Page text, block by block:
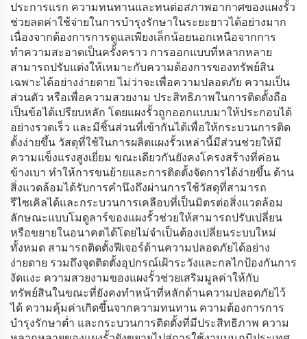
ประการแรก ความทนทานและทนต่อสภาพอากาศของแผงรั้ว
ช่วยลดค่าใช้จ่ายในการบำรุงรักษาในระยะยาวได้อย่างมาก
เนื่องจากต้องการการดูแลเพียงเล็กน้อยนอกเหนือจากการ
ทำความสะอาดเป็นครั้งคราว การออกแบบที่หลากหลาย
สามารถปรับแต่งให้เหมาะกับความต้องการของทรัพย์สิน
เฉพาะได้อย่างง่ายดาย ไม่ว่าจะเพื่อความปลอดภัย ความเป็น
ส่วนตัว หรือเพื่อความสวยงาม ประสิทธิภาพในการติดตั้งถือ
เป็นข้อได้เปรียบหลัก โดยแผงรั้วถูกออกแบบมาให้ประกอบได้
อย่างรวดเร็ว และมีชิ้นส่วนที่เข้ากันได้เพื่อให้กระบวนการติด
ตั้งง่ายขึ้น วัสดุที่ใช้ในการผลิตแผงรั้วเหล่านี้มีส่วนช่วยให้มี
ความแข็งแรงสูงเยี่ยม ขณะเดียวกันยังคงโครงสร้างที่ค่อน
ข้างเบา ทำให้การขนย้ายและการติดตั้งจัดการได้ง่ายขึ้น ด้าน
สิ่งแวดล้อมได้รับการคำนึงถึงผ่านการใช้วัสดุที่สามารถ
รีไซเคิลได้และกระบวนการเคลือบที่เป็นมิตรต่อสิ่งแวดล้อม
ลักษณะแบบโมดูลาร์ของแผงรั้วช่วยให้สามารถปรับเปลี่ยน
หรือขยายในอนาคตได้โดยไม่จำเป็นต้องเปลี่ยนระบบใหม่
ทั้งหมด สามารถติดตั้งฟีเจอร์ด้านความปลอดภัยได้อย่าง
ง่ายดาย รวมถึงจุดติดตั้งอุปกรณ์เฝ้าระวังและกลไกป้องกันการ
งัดแงะ ความสวยงามของแผงรั้วช่วยเสริมมูลค่าให้กับ
ทรัพย์สินในขณะที่ยังคงทำหน้าที่หลักด้านความปลอดภัยไว้
ได้ ความคุ้มค่าเกิดขึ้นจากความทนทาน ความต้องการการ
บำรุงรักษาต่ำ และกระบวนการติดตั้งที่มีประสิทธิภาพ ความ